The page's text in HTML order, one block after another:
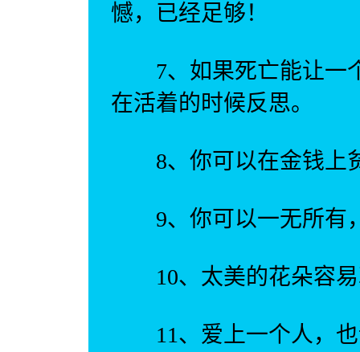
憾，已经足够！
7、如果死亡能让一
在活着的时候反思。
8、你可以在金钱上
9、你可以一无所有
10、太美的花朵容易
11、爱上一个人，也